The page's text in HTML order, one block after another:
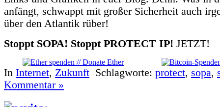
anfängt, schwappt mit großer Sicherheit auch
über den Atlantik rüber!
Stoppt SOPA! Stoppt PROTECT IP! JETZT!
In Internet, Zukunft Schlagworte: protect, sopa,
Kommentar »